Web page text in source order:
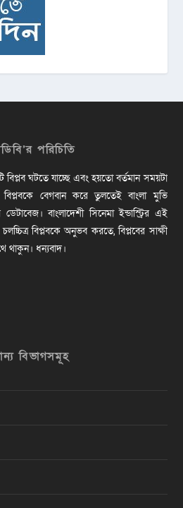
পরিচিতি
বিপ্লব ঘটতে যাচ্ছে এবং হয়তো বর্তমান সময়টা
বেগবান করে তুলতেই বাংলা মুভি
বাংলাদেশী সিনেমা ইন্ডাস্ট্রির এই
বিপ্লবকে অনুভব করতে, বিপ্লবের সাক্ষী
থাকুন। ধন্যবাদ।
বিভাগসমূহ